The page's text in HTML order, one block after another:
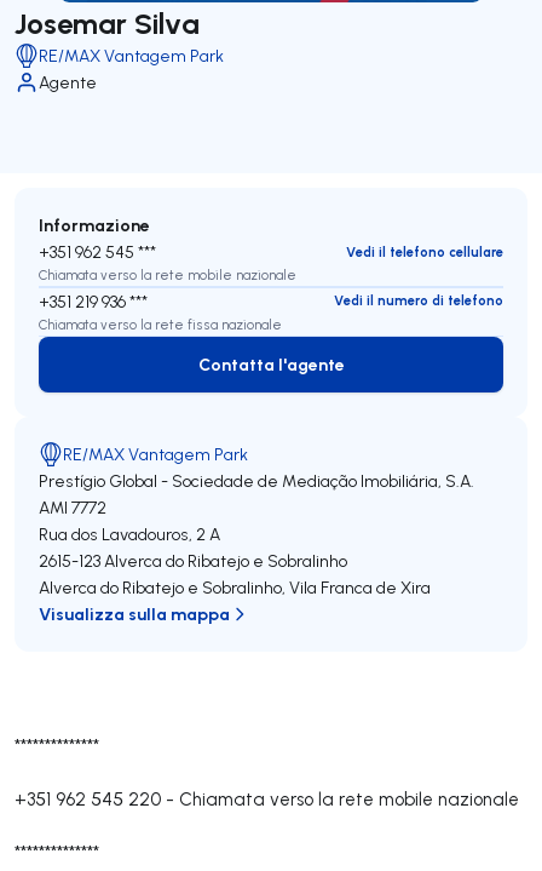
Josemar Silva
RE/MAX Vantagem Park
Agente
**************
+351 962 545 220 - Chiamata verso la rete mobile nazionale
**************
Informazione
+351 962 545 ***
Vedi il telefono cellulare
Chiamata verso la rete mobile nazionale
+351 219 936 ***
Vedi il numero di telefono
Chiamata verso la rete fissa nazionale
Contatta l'agente
Contatta l'agente
RE/MAX Vantagem Park
Prestígio Global - Sociedade de Mediação Imobiliária, S.A.
AMI 7772
Rua dos Lavadouros, 2 A
2615-123Alverca do Ribatejo e Sobralinho
Alverca do Ribatejo e Sobralinho, Vila Franca de Xira
Visualizza sulla mappa